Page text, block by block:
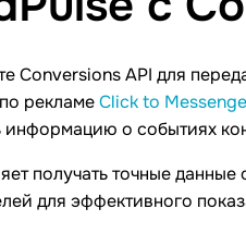
Conversions API для
рекламеClick to
информацию о событиях
получать точные
для эффективного